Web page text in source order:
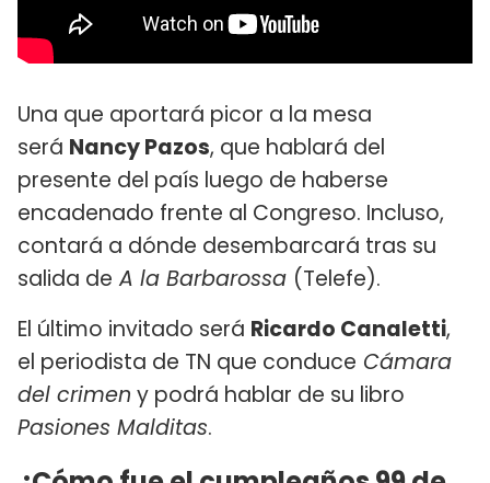
Una que aportará picor a la mesa
será Nancy Pazos, que hablará del
presente del país luego de haberse
encadenado frente al Congreso. Incluso,
contará a dónde desembarcará tras su
salida de A la Barbarossa (Telefe).
El último invitado será Ricardo Canaletti,
el periodista de TN que conduce Cámara
del crimen y podrá hablar de su libro
Pasiones Malditas.